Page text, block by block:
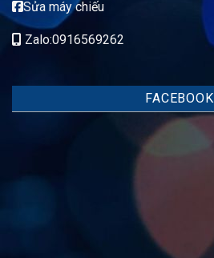
Sửa máy chiếu
Zalo:0916569262
FACEBOOK